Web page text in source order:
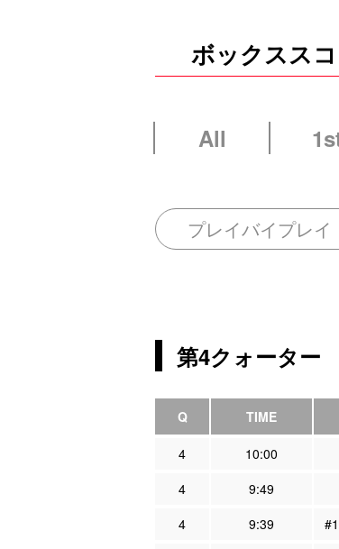
ボックスス
All
プレイバイプレイ
第4クォーター
Q TIME
4 10:00
4
9:49
4
9:39